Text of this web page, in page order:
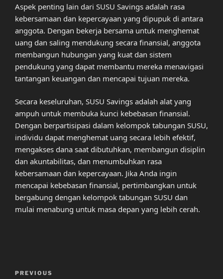
Aspek penting lain dari SUSU Savings adalah rasa
kebersamaan dan kepercayaan yang dipupuk di antara
anggota. Dengan bekerja bersama untuk menghemat
uang dan saling mendukung secara finansial, anggota
membangun hubungan yang kuat dan sistem
pendukung yang dapat membantu mereka menavigasi
tantangan keuangan dan mencapai tujuan mereka.
Secara keseluruhan, SUSU Savings adalah alat yang
ampuh untuk membuka kunci kebebasan finansial.
Dengan berpartisipasi dalam kelompok tabungan SUSU,
individu dapat menghemat uang secara lebih efektif,
mengakses dana saat dibutuhkan, membangun disiplin
dan akuntabilitas, dan menumbuhkan rasa
kebersamaan dan kepercayaan. Jika Anda ingin
mencapai kebebasan finansial, pertimbangkan untuk
bergabung dengan kelompok tabungan SUSU dan
mulai menabung untuk masa depan yang lebih cerah.
Previous
PREVIOUS